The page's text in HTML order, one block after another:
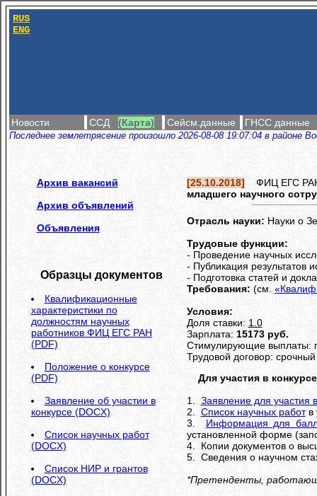
RUS
ENG
Новости ССД (Карта) Сейсм.данные ГНСС данные
Последнее землетрясение произошло 2026-08-08 19:07:04 в районе
Архив вакансий
Архив объявлений
Объявления
Образцы документов
Квалификационные
характеристики по
должностям научных
работников ФИЦ ЕГС РАН
(PDF)
Положение о конкурсе
(PDF)
Заявление об участии в
конкурсе (DOCX)
Список научных работ
(DOCX)
Список НИР и грантов
(DOCX)
[25.10.2018] ФИЦ ЕГС РАН
младшего научного
Отрасль науки: Науки о
Трудовые функции:
- Проведение научных
- Публикация результатов
- Подготовка статей и
Требования: (см.
Условия:
Доля ставки: 1.0
Зарплата: 15173 руб.
Стимулирующие выплаты:
Трудовой договор: срочный
Для участия в
1. Заявление для участия
2. Список научных работв
3. Информация для
установленной форме
4. Копии документов о
5. Сведения о научном
*Претенденты,